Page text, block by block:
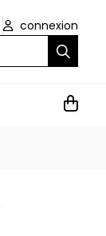
connexion